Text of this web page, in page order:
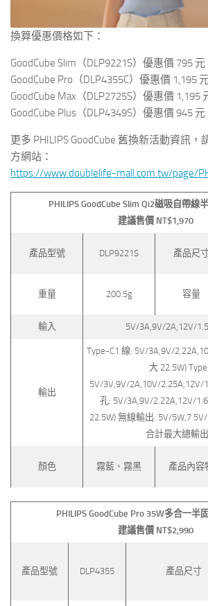
換算優惠價格如下：
GoodCube Slim（DLP9221S）優惠價 795 元
GoodCube Pro（DLP4355C）優惠價 1,195
GoodCube Max（DLP2725S）優惠價 1,195
GoodCube Plus（DLP4349S）優惠價 945 元
更多 PHILIPS GoodCube 舊換新活動資訊
方網站：
https://www.doublelife-mall.com.tw/page/
PHILIPS GoodCube Slim Qi2磁吸自帶線
建議售價 NT$1,970
產品型號 DLP9221S 產品尺
重量 200.5g 容量
輸入 5V/3A,9V/2A,12V/
輸出
Type-C1 線: 5V/3A,9V/
大 22.5W)
5V/3V,9V/2A,10V/2.25A,12V/
孔: 5V/3A,9V/2.22A,12V/
22.5W) 無線輸出: 5V/
合計最大總輸
顏色 霧藍、霧黑 產品內容
PHILIPS GoodCube Pro 35W多合一半
建議售價 NT$2,990
產品型號 DLP4355 產品尺寸